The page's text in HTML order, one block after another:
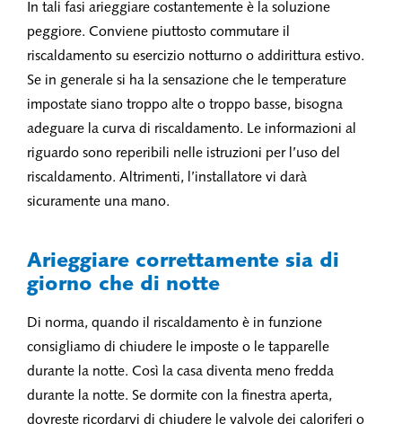
In tali fasi arieggiare costantemente è la soluzione
peggiore. Conviene piuttosto commutare il
riscaldamento su esercizio notturno o addirittura estivo.
Se in generale si ha la sensazione che le temperature
impostate siano troppo alte o troppo basse, bisogna
adeguare la curva di riscaldamento. Le informazioni al
riguardo sono reperibili nelle istruzioni per l’uso del
riscaldamento. Altrimenti, l’installatore vi darà
sicuramente una mano.
Arieggiare correttamente sia di
giorno che di notte
Di norma, quando il riscaldamento è in funzione
consigliamo di chiudere le imposte o le tapparelle
durante la notte. Così la casa diventa meno fredda
durante la notte. Se dormite con la finestra aperta,
dovreste ricordarvi di chiudere le valvole dei caloriferi o